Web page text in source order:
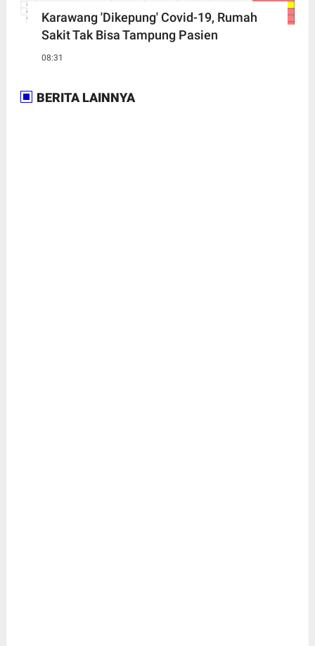
Karawang 'Dikepung' Covid-19, Rumah
Sakit Tak Bisa Tampung Pasien
08:31
BERITA LAINNYA